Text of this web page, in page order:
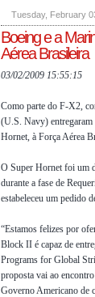
Tuesday, February
Boeing e a
Aérea Brasileira
03/02/2009 15:55:15
Como parte do F-X2,
(U.S. Navy) entregaram
Hornet, à Força Aérea
O Super Hornet foi um
durante a fase de
estabeleceu um pedido
“Estamos felizes por
Block II é capaz de
Programs for Global
proposta vai ao
Governo Americano de